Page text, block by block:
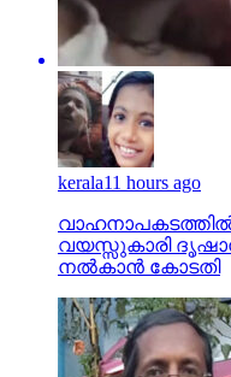
kerala11 hours ago
വയസ്സുകാരി
നല്‍കാന്‍ കോടതി